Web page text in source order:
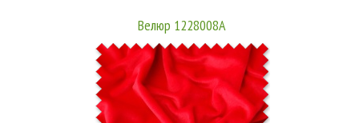
Велюр 1228008А